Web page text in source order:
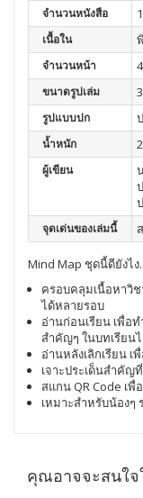
จำนวนหนังสือ
เนื้อใน
จำนวนหน้า
ขนาดรูปเล่ม
รูปแบบปก
น้ำหนัก
ผู้เขียน
จุดเด่นของเล่มนี้
Mind Map ชุดนี้ดียังไง
ครอบคลุมเนื้อหาวิช
ได้หลายรอบ
อ่านก่อนเรียน เพื่อ
สำคัญๆ ในบทเรียน
อ่านหลังเลิกเรียน
เจาะประเด็นสำคัญ
สแกน QR Code เ
เหมาะสำหรับน้องๆ
คุณอาจจะสนใ